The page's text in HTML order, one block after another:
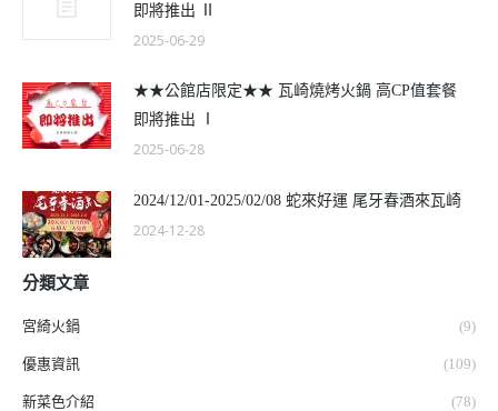
即將推出 Ⅱ
2025-06-29
★★公館店限定★★ 瓦崎燒烤火鍋 高CP值套餐
即將推出 Ⅰ
2025-06-28
2024/12/01-2025/02/08 蛇來好運 尾牙春酒來瓦崎
2024-12-28
分類文章
宮綺火鍋 (9)
優惠資訊 (109)
新菜色介紹 (78)